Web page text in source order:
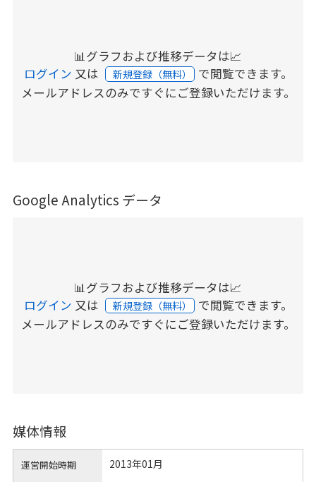
📊グラフおよび推移データは📈
ログイン 又は 新規登録（無料） で閲覧できます。
メールアドレスのみですぐにご登録いただけます。
Google Analytics データ
📊グラフおよび推移データは📈
ログイン 又は 新規登録（無料） で閲覧できます。
メールアドレスのみですぐにご登録いただけます。
媒体情報
運営開始時期 2013年01月